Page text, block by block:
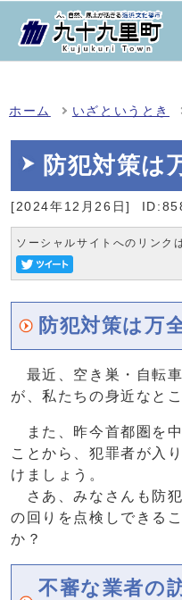
ホーム いざというとき
防犯対策は
[2024年12月26日]
ソーシャルサイトへのリンク
防犯対策は万
最近、空き巣・自転
が、私たちの身近なと
また、昨今首都圏を
ことから、犯罪者が入
けましょう。
さあ、みなさんも防
の回りを点検しできる
か？
不審な業者の